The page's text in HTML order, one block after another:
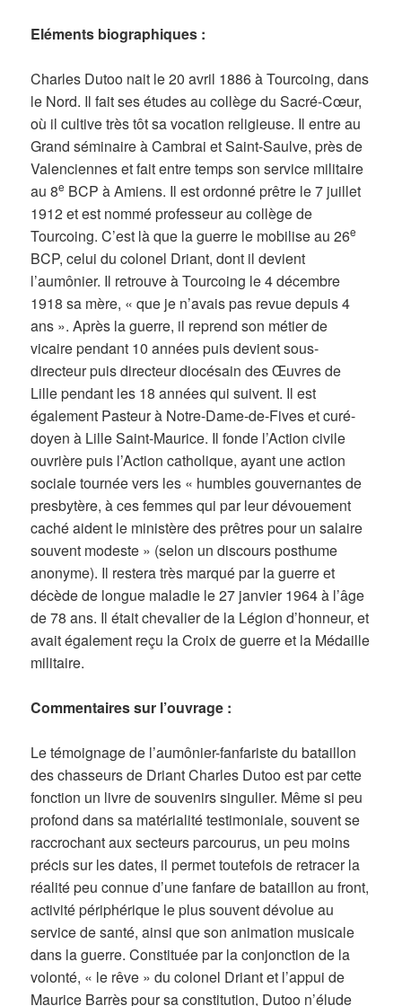
Eléments biographiques :
Charles Dutoo nait le 20 avril 1886 à Tourcoing, dans
le Nord. Il fait ses études au collège du Sacré-Cœur,
où il cultive très tôt sa vocation religieuse. Il entre au
Grand séminaire à Cambrai et Saint-Saulve, près de
Valenciennes et fait entre temps son service militaire
au 8e BCP à Amiens. Il est ordonné prêtre le 7 juillet
1912 et est nommé professeur au collège de
Tourcoing. C’est là que la guerre le mobilise au 26e
BCP, celui du colonel Driant, dont il devient
l’aumônier. Il retrouve à Tourcoing le 4 décembre
1918 sa mère, « que je n’avais pas revue depuis 4
ans ». Après la guerre, il reprend son métier de
vicaire pendant 10 années puis devient sous-
directeur puis directeur diocésain des Œuvres de
Lille pendant les 18 années qui suivent. Il est
également Pasteur à Notre-Dame-de-Fives et curé-
doyen à Lille Saint-Maurice. Il fonde l’Action civile
ouvrière puis l’Action catholique, ayant une action
sociale tournée vers les « humbles gouvernantes de
presbytère, à ces femmes qui par leur dévouement
caché aident le ministère des prêtres pour un salaire
souvent modeste » (selon un discours posthume
anonyme). Il restera très marqué par la guerre et
décède de longue maladie le 27 janvier 1964 à l’âge
de 78 ans. Il était chevalier de la Légion d’honneur, et
avait également reçu la Croix de guerre et la Médaille
militaire.
Commentaires sur l’ouvrage :
Le témoignage de l’aumônier-fanfariste du bataillon
des chasseurs de Driant Charles Dutoo est par cette
fonction un livre de souvenirs singulier. Même si peu
profond dans sa matérialité testimoniale, souvent se
raccrochant aux secteurs parcourus, un peu moins
précis sur les dates, il permet toutefois de retracer la
réalité peu connue d’une fanfare de bataillon au front,
activité périphérique le plus souvent dévolue au
service de santé, ainsi que son animation musicale
dans la guerre. Constituée par la conjonction de la
volonté, « le rêve » du colonel Driant et l’appui de
Maurice Barrès pour sa constitution, Dutoo n’élude